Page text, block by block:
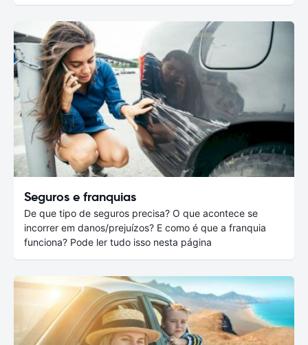
Seguros e franquias
De que tipo de seguros precisa? O que acontece se
incorrer em danos/prejuízos? E como é que a franquia
funciona? Pode ler tudo isso nesta página